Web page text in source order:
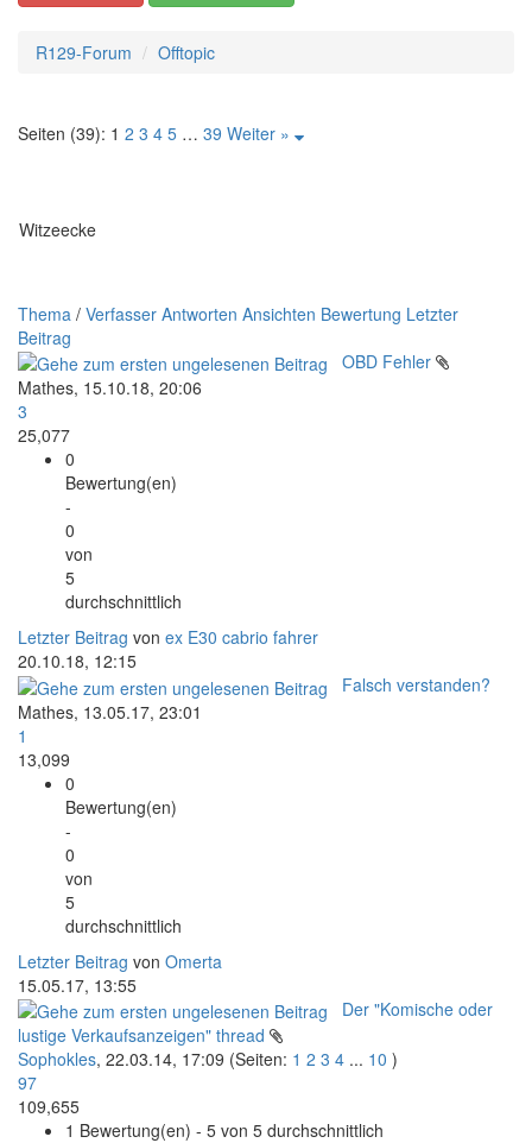
R129-Forum Offtopic
Seiten (39): 1 2 3 4 5 … 39 Weiter »
Witzeecke
Thema / Verfasser Antworten Ansichten Bewertung Letzter
Beitrag
OBD Fehler
Mathes, 15.10.18, 20:06
3
25,077
0
Bewertung(en)
-
0
von
5
durchschnittlich
Letzter Beitrag von ex E30 cabrio fahrer
20.10.18, 12:15
Falsch verstanden?
Mathes, 13.05.17, 23:01
1
13,099
0
Bewertung(en)
-
0
von
5
durchschnittlich
Letzter Beitrag von Omerta
15.05.17, 13:55
Der "Komische oder
lustige Verkaufsanzeigen" thread
Sophokles, 22.03.14, 17:09 (Seiten: 1 2 3 4 ... 10 )
97
109,655
1 Bewertung(en) - 5 von 5 durchschnittlich